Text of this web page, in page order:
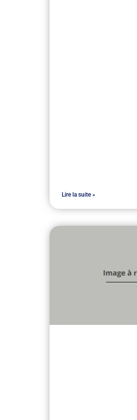
Lire la suite »